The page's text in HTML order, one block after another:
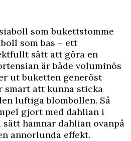
som ­bukettstomme
som bas – ett
sätt att göra en
är både voluminös
ut buketten generöst
smart att kunna sticka
luftiga blombollen. Så
gjort med dahlian i
sätt hamnar dahlian ovanpå
annorlunda effekt.